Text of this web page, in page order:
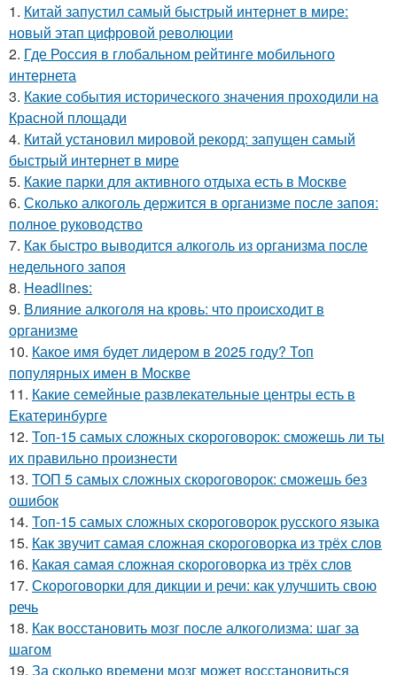
1. Китай запустил самый быстрый интернет в мире:
новый этап цифровой революции
2. Где Россия в глобальном рейтинге мобильного
интернета
3. Какие события исторического значения проходили на
Красной площади
4. Китай установил мировой рекорд: запущен самый
быстрый интернет в мире
5. Какие парки для активного отдыха есть в Москве
6. Сколько алкоголь держится в организме после запоя:
полное руководство
7. Как быстро выводится алкоголь из организма после
недельного запоя
8. Headlines:
9. Влияние алкоголя на кровь: что происходит в
организме
10. Какое имя будет лидером в 2025 году? Топ
популярных имен в Москве
11. Какие семейные развлекательные центры есть в
Екатеринбурге
12. Топ-15 самых сложных скороговорок: сможешь ли ты
их правильно произнести
13. ТОП 5 самых сложных скороговорок: сможешь без
ошибок
14. Топ-15 самых сложных скороговорок русского языка
15. Как звучит самая сложная скороговорка из трёх слов
16. Какая самая сложная скороговорка из трёх слов
17. Скороговорки для дикции и речи: как улучшить свою
речь
18. Как восстановить мозг после алкоголизма: шаг за
шагом
19. За сколько времени мозг может восстановиться